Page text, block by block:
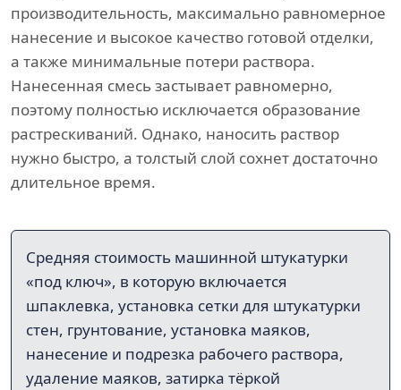
производительность, максимально равномерное
нанесение и высокое качество готовой отделки,
а также минимальные потери раствора.
Нанесенная смесь застывает равномерно,
поэтому полностью исключается образование
растрескиваний. Однако, наносить раствор
нужно быстро, а толстый слой сохнет достаточно
длительное время.
Средняя стоимость машинной штукатурки
«под ключ», в которую включается
шпаклевка, установка сетки для штукатурки
стен, грунтование, установка маяков,
нанесение и подрезка рабочего раствора,
удаление маяков, затирка тёркой